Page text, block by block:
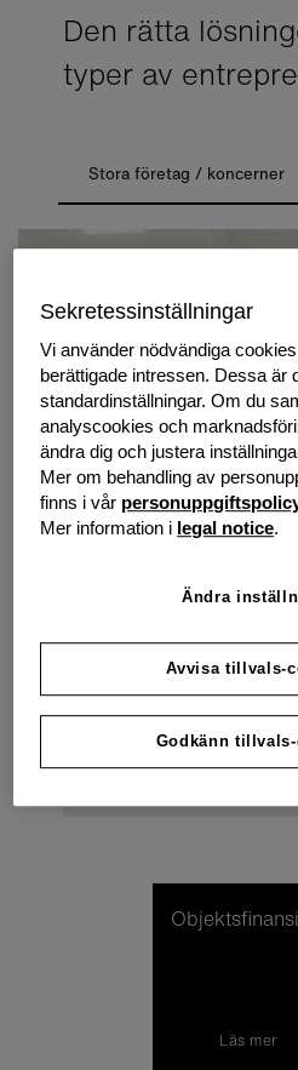
Den rätta
typer av
Stora företag / koncerner
/ koncerner
Håller din marknad på att
dynamisk? Vi erbjuder
som låter dig reagera
du formar din marknad.
Läs mer
Sekretessinställningar
Vi använder nödvändiga
berättigade intressen. Dessa är
standardinställningar. Om du
analyscookies och
ändra dig och justera
Mer om behandling av
finns i vår
Mer information i legal notice.
Ändra
Avvisa tillvals-
Godkänn